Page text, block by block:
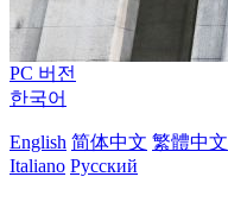
PC 버전
한국어
English 简体中文 繁體中文
Italiano Русский